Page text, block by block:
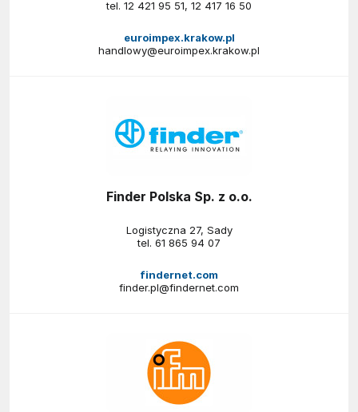
tel. 12 421 95 51, 12 417 16 50
euroimpex.krakow.pl
handlowy@euroimpex.krakow.pl
Finder Polska Sp. z o.o.
Logistyczna 27, Sady
tel. 61 865 94 07
findernet.com
finder.pl@findernet.com